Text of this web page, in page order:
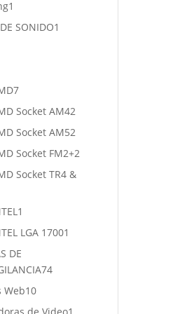
1
producto
SONIDO1
77
productos
Socket AM42
Socket AM52
productos
Socket FM2+2
Socket TR4 &
producto
1
producto
LGA 17001
DE
7474
Web1010
productos